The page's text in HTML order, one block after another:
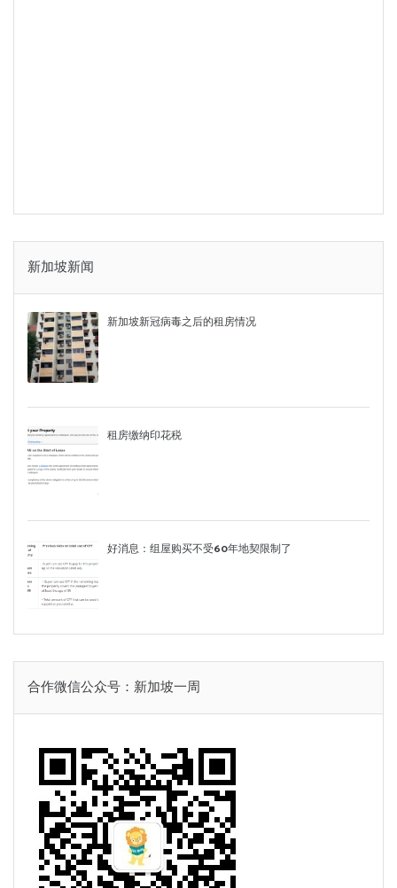
新加坡新闻
新加坡新冠病毒之后的租房情况
租房缴纳印花税
好消息：组屋购买不受60年地契限制了
合作微信公众号：新加坡一周